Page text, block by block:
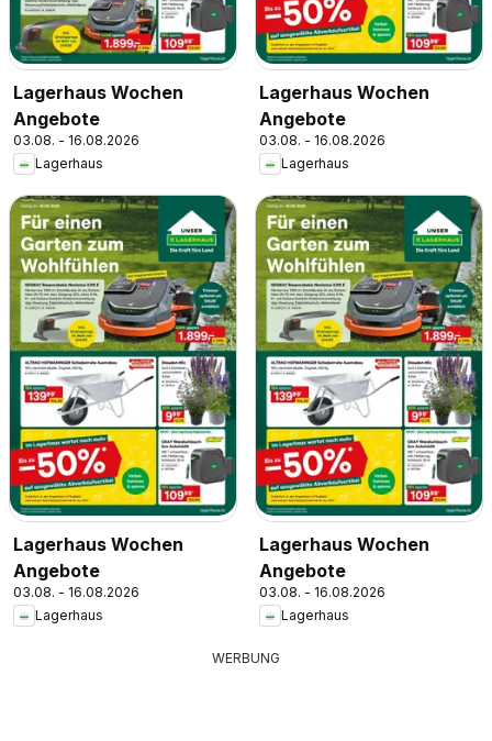
Lagerhaus Wochen
Angebote
03.08. - 16.08.2026
Lagerhaus
Lagerhaus Wochen
Angebote
03.08. - 16.08.2026
Lagerhaus
Lagerhaus Wochen
Angebote
03.08. - 16.08.2026
Lagerhaus
Lagerhaus Wochen
Angebote
03.08. - 16.08.2026
Lagerhaus
WERBUNG